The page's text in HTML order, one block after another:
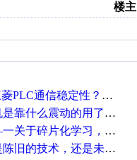
楼主
PLC通信稳定性？？？
么震动的用了这么多年才知道！
片化学习，看这一篇就够了！
技术，还是未来的幕后英雄？